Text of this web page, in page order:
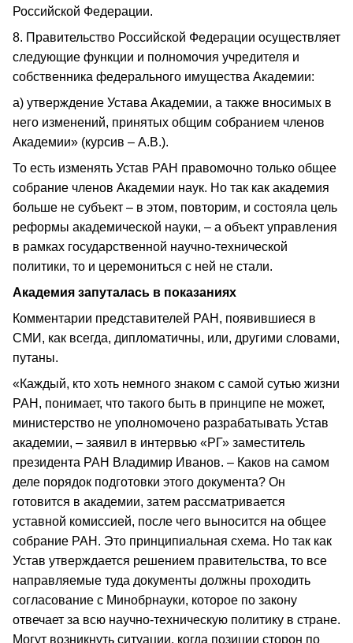
Российской Федерации.
8. Правительство Российской Федерации осуществляет
следующие функции и полномочия учредителя и
собственника федерального имущества Академии:
а) утверждение Устава Академии, а также вносимых в
него изменений, принятых общим собранием членов
Академии» (курсив – А.В.).
То есть изменять Устав РАН правомочно только общее
собрание членов Академии наук. Но так как академия
больше не субъект – в этом, повторим, и состояла цель
реформы академической науки, – а объект управления
в рамках государственной научно-технической
политики, то и церемониться с ней не стали.
Академия запуталась в показаниях
Комментарии представителей РАН, появившиеся в
СМИ, как всегда, дипломатичны, или, другими словами,
путаны.
«Каждый, кто хоть немного знаком с самой сутью жизни
РАН, понимает, что такого быть в принципе не может,
министерство не уполномочено разрабатывать Устав
академии, – заявил в интервью «РГ» заместитель
президента РАН Владимир Иванов. – Каков на самом
деле порядок подготовки этого документа? Он
готовится в академии, затем рассматривается
уставной комиссией, после чего выносится на общее
собрание РАН. Это принципиальная схема. Но так как
Устав утверждается решением правительства, то все
направляемые туда документы должны проходить
согласование с Минобрнауки, которое по закону
отвечает за всю научно-техническую политику в стране.
Могут возникнуть ситуации, когда позиции сторон по